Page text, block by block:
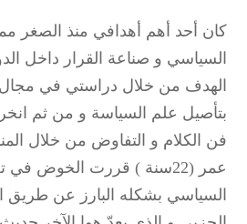
كان أحد أهم أهدافي منذ الصغر
السياسي و صناعة القرار داخل
الهدف من خلال دراستي في مجال
بتأصيل علم السياسة و من ثم
فن الكلام و التفاوض من خلال
عمر (22سنة ) قررت الخوض في
السياسي بشكله البارز عن طريق